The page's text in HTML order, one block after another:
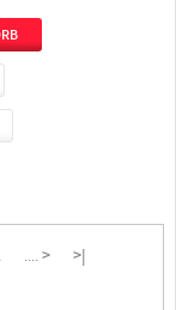
> >|